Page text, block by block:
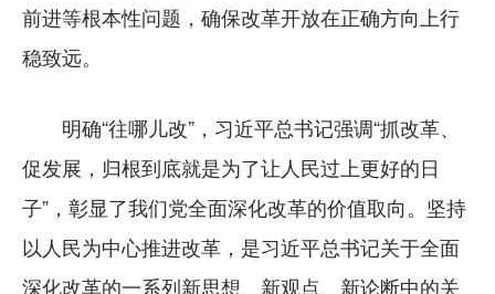
前进等根本性问题，确保改革开放在正确方向上行
稳致远。
明确“往哪儿改”，习近平总书记强调“抓改革、
促发展，归根到底就是为了让人民过上更好的日
子”，彰显了我们党全面深化改革的价值取向。坚持
以人民为中心推进改革，是习近平总书记关于全面
深化改革的一系列新思想、新观点、新论断中的关